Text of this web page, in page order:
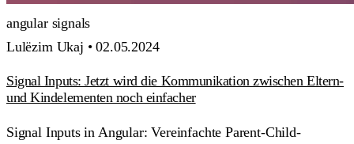
angular signals
Lulëzim Ukaj •02.05.2024
Signal Inputs: Jetzt wird die Kommunikation zwischen Eltern-
und Kindelementen noch einfacher
Signal Inputs in Angular: Vereinfachte Parent-Child-